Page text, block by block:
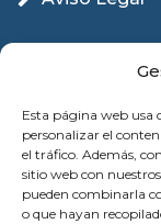
Esta página web usa
personalizar el
el tráfico. Además,
sitio web con
pueden combinarla
o que hayan